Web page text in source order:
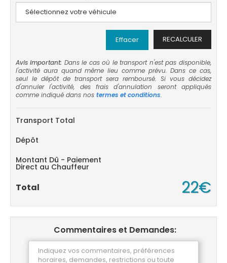
RECALCULER
Effacer
Avis important: Dans le cas où le transport n'est pas disponible,
l'activité aura quand même lieu comme prévu. Dans ce cas,
seul le dépôt de transport sera remboursé. Si vous décidez
d'annuler l'activité, des frais d'annulation seront appliqués
comme indiqué dans nos termes et conditions.
Transport Total
Dépôt
Montant Dû - Paiement
Direct au Chauffeur
Total 22€
Commentaires et Demandes: